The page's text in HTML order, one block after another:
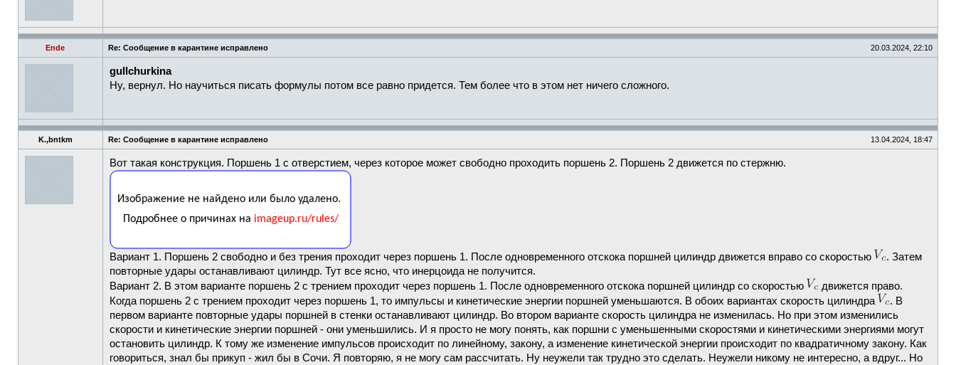
Ende Re: Сообщение в карантине исправлено 20.03.2024, 22:10
gullchurkina
Ну, вернул. Но научиться писать формулы потом все равно придется. Тем более что в этом нет ничего сложного.
K.,bntkm Re: Сообщение в карантине исправлено 13.04.2024, 18:47
Вот такая конструкция. Поршень 1 с отверстием, через которое может свободно проходить поршень 2. Поршень 2 движется по стержню.
Вариант 1. Поршень 2 свободно и без трения проходит через поршень 1. После одновременного отскока поршней цилиндр движется вправо со скоростью
. Затем
повторные удары останавливают цилиндр. Тут все ясно, что инерцоида не получится.
Вариант 2. В этом варианте поршень 2 с трением проходит через поршень 1. После одновременного отскока поршней цилиндр со скоростью
движется право.
Когда поршень 2 с трением проходит через поршень 1, то импульсы и кинетические энергии поршней уменьшаются. В обоих вариантах скорость цилиндра
. В
первом варианте повторные удары поршней в стенки останавливают цилиндр. Во втором варианте скорость цилиндра не изменилась. Но при этом изменились
скорости и кинетические энергии поршней - они уменьшились. И я просто не могу понять, как поршни с уменьшенными скоростями и кинетическими энергиями могут
остановить цилиндр. К тому же изменение импульсов происходит по линейному, закону, а изменение кинетической энергии происходит по квадратичному закону. Как
говориться, знал бы прикуп - жил бы в Сочи. Я повторяю, я не могу сам рассчитать. Ну неужели так трудно это сделать. Неужели никому не интересно, а вдруг... Но